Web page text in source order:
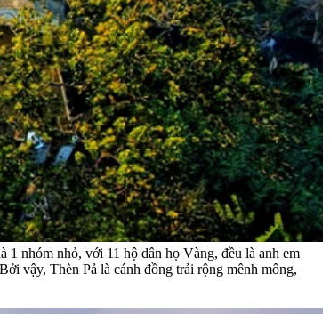
nhóm nhỏ, với 11 hộ dân họ Vàng, đều là anh em
vậy, Thèn Pả là cánh đồng trải rộng mênh mông,